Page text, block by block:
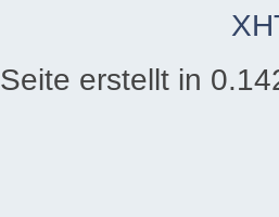
Seite erstellt in